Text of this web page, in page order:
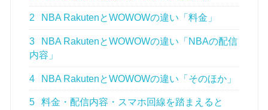
2 NBA RakutenとWOWOWの違い「料金」
3
NBA RakutenとWOWOWの違い「NBAの配信
内容」
4 NBA RakutenとWOWOWの違い「そのほか」
5
料金・配信内容・スマホ回線を踏まえると